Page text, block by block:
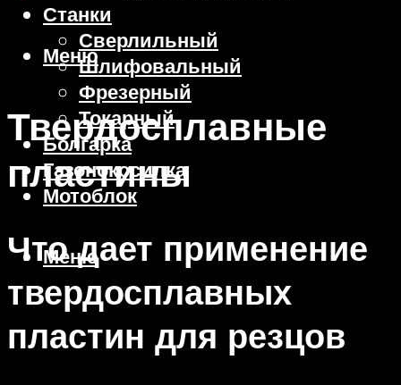
Станки
Сверлильный
Шлифовальный
Фрезерный
Токарный
Болгарка
Газонокосилка
Мотоблок
Меню
Меню
Твердосплавные
пластины
Что дает применение
твердосплавных
пластин для резцов